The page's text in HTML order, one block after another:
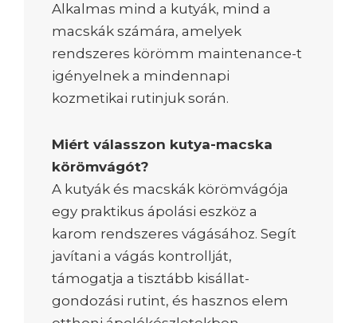
Alkalmas mind a kutyák, mind a
macskák számára, amelyek
rendszeres körömm maintenance-t
igényelnek a mindennapi
kozmetikai rutinjuk során.
Miért válasszon kutya-macska
körömvágót?
A kutyák és macskák körömvágója
egy praktikus ápolási eszköz a
karom rendszeres vágásához. Segít
javítani a vágás kontrollját,
támogatja a tisztább kisállat-
gondozási rutint, és hasznos elem